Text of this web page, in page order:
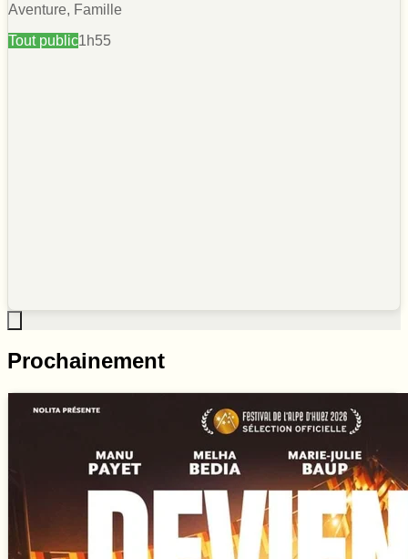
Aventure, Famille
Tout public1h55
Prochainement